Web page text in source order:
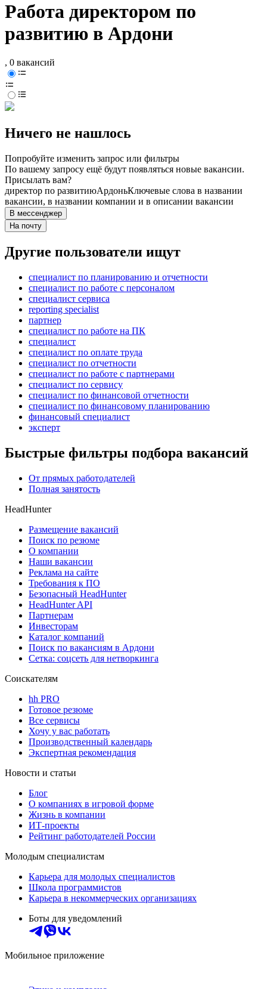
Работа директором по
развитию в Ардони
, 0 вакансий
Ничего не нашлось
Попробуйте изменить запрос или фильтры
По вашему запросу ещё будут появляться новые вакансии.
Присылать вам?
директор по развитиюАрдоньКлючевые слова в названии
вакансии, в названии компании и в описании вакансии
В мессенджер
На почту
Другие пользователи ищут
специалист по планированию и отчетности
специалист по работе с персоналом
специалист сервиса
reporting specialist
партнер
специалист по работе на ПК
специалист
специалист по оплате труда
специалист по отчетности
специалист по работе с партнерами
специалист по сервису
специалист по финансовой отчетности
специалист по финансовому планированию
финансовый специалист
эксперт
Быстрые фильтры подбора вакансий
От прямых работодателей
Полная занятость
HeadHunter
Размещение вакансий
Поиск по резюме
О компании
Наши вакансии
Реклама на сайте
Требования к ПО
Безопасный HeadHunter
HeadHunter API
Партнерам
Инвесторам
Каталог компаний
Поиск по вакансиям в Ардони
Сетка: соцсеть для нетворкинга
Соискателям
hh PRO
Готовое резюме
Все сервисы
Хочу у вас работать
Производственный календарь
Экспертная рекомендация
Новости и статьи
Блог
О компаниях в игровой форме
Жизнь в компании
ИТ-проекты
Рейтинг работодателей России
Молодым специалистам
Карьера для молодых специалистов
Школа программистов
Карьера в некоммерческих организациях
Боты для уведомлений
Мобильное приложение